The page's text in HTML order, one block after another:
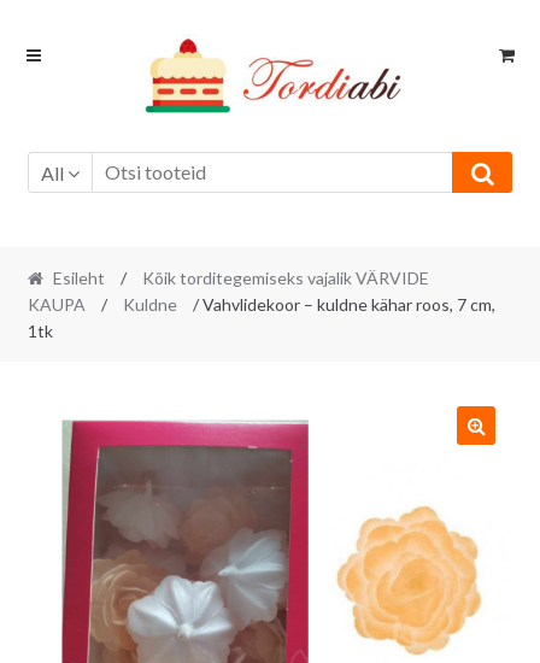
Skip
Skip
All
Esileht /
Kõik torditegemiseks vajalik VÄRVIDE
KAUPA
/ Kuldne
/ Vahvlidekoor – kuldne kähar roos, 7 cm,
1tk